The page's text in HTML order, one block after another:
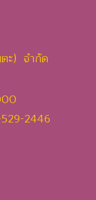
ะ) จำกัด
2446